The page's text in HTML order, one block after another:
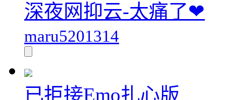
深夜网抑云-太痛了❤
maru5201314
已拒接Emo扎心版